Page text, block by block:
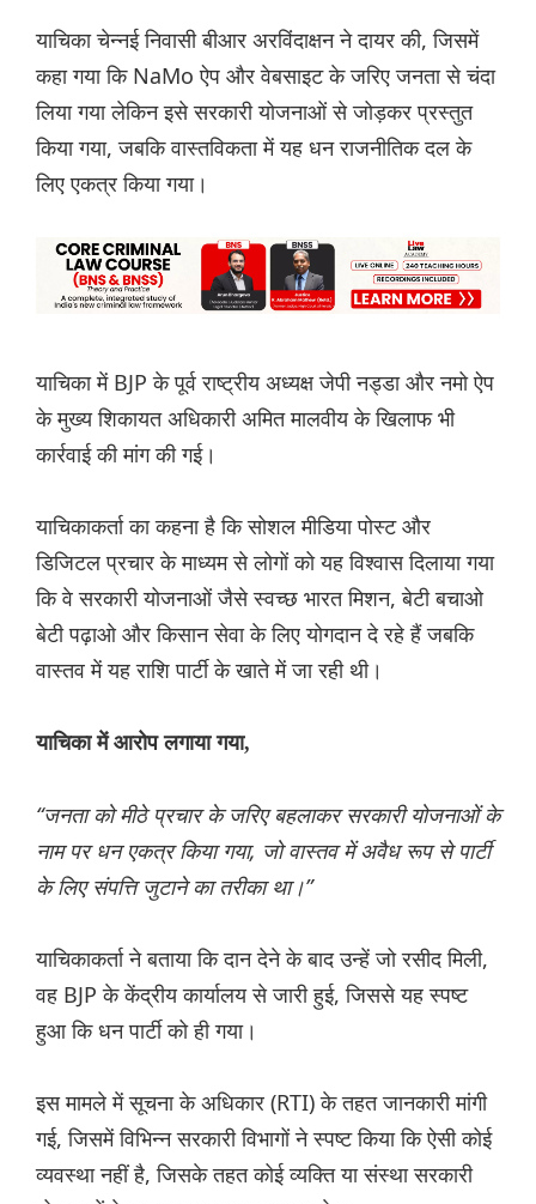
याचिका चेन्नई निवासी बीआर अरविंदाक्षन ने दायर की, जिसमें
कहा गया कि NaMo ऐप और वेबसाइट के जरिए जनता से चंदा
लिया गया लेकिन इसे सरकारी योजनाओं से जोड़कर प्रस्तुत
किया गया, जबकि वास्तविकता में यह धन राजनीतिक दल के
लिए एकत्र किया गया।
याचिका में BJP के पूर्व राष्ट्रीय अध्यक्ष जेपी नड्डा और नमो ऐप
के मुख्य शिकायत अधिकारी अमित मालवीय के खिलाफ भी
कार्रवाई की मांग की गई।
याचिकाकर्ता का कहना है कि सोशल मीडिया पोस्ट और
डिजिटल प्रचार के माध्यम से लोगों को यह विश्वास दिलाया गया
कि वे सरकारी योजनाओं जैसे स्वच्छ भारत मिशन, बेटी बचाओ
बेटी पढ़ाओ और किसान सेवा के लिए योगदान दे रहे हैं जबकि
वास्तव में यह राशि पार्टी के खाते में जा रही थी।
याचिका में आरोप लगाया गया,
“जनता को मीठे प्रचार के जरिए बहलाकर सरकारी योजनाओं के
नाम पर धन एकत्र किया गया, जो वास्तव में अवैध रूप से पार्टी
के लिए संपत्ति जुटाने का तरीका था।”
याचिकाकर्ता ने बताया कि दान देने के बाद उन्हें जो रसीद मिली,
वह BJP के केंद्रीय कार्यालय से जारी हुई, जिससे यह स्पष्ट
हुआ कि धन पार्टी को ही गया।
इस मामले में सूचना के अधिकार (RTI) के तहत जानकारी मांगी
गई, जिसमें विभिन्न सरकारी विभागों ने स्पष्ट किया कि ऐसी कोई
व्यवस्था नहीं है, जिसके तहत कोई व्यक्ति या संस्था सरकारी